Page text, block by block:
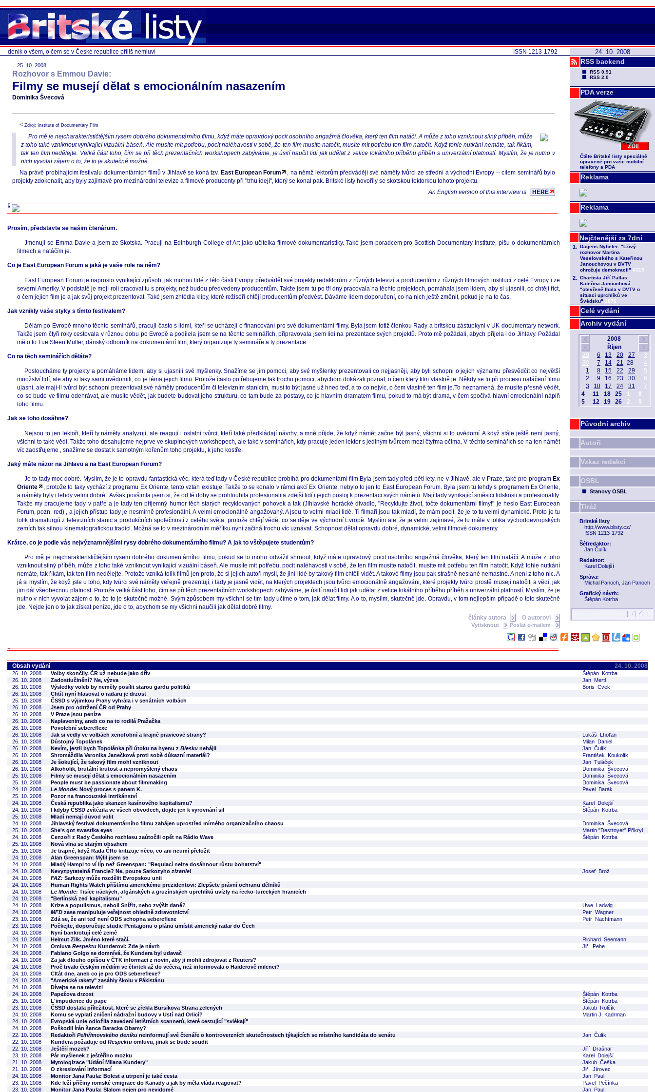
24. 10. 2008
RSS backend
RSS 0.91
RSS 2.0
PDA verze
Čtěte Britské listy speciálně
upravené pro vaše mobilní
telefony a PDA
Reklama
Reklama
Celé vydání
Archiv vydání
Původní archiv
Autoři
Vzkaz redakci
OSBL
Stanovy OSBL
Tiráž
Britské listy
http://www.blisty.cz/
ISSN 1213-1792
Šéfredaktor:
Jan Čulík
Redaktor:
Karel Dolejší
Správa:
Michal Panoch, Jan Panoch
Grafický návrh:
Štěpán Kotrba
ISSN 1213-1792
deník o všem, o čem se v České republice příliš nemluví
25. 10. 2008
Rozhovor s Emmou Davie:
Filmy se musejí dělat s emocionálním nasazením
Dominika Švecová
< Zdroj: Institute of Documentary Film
Pro mě je nejcharakterističtějším rysem dobrého dokumentárního filmu, když máte opravdový pocit osobního angažmá člověka, který ten film natáčí. A může z toho vzniknout silný příběh, může
z toho také vzniknout vynikající vizuální báseň. Ale musíte mít potřebu, pocit naléhavosti v sobě, že ten film musíte natočit, musíte mít potřebu ten film natočit. Když tohle nutkání nemáte, tak říkám,
tak ten film nedělejte. Velká část toho, čím se při těch prezentačních workshopech zabýváme, je úsilí naučit lidi jak udělat z velice lokálního příběhu příběh s univerzální platností. Myslím, že je nutno v
nich vyvolat zájem o to, že to je skutečně možné.
Na právě probíhajícím festivalu dokumentárních filmů v Jihlavě se koná tzv. East European Forum
, na němž lektorům předvádějí své náměty tvůrci ze střední a východní Evropy -- cílem seminářů bylo
projekty zdokonalit, aby byly zajímavé pro mezinárodní televize a filmové producenty při "trhu idejí", který se konal pak. Britské listy hovořily se skotskou lektorkou tohoto projektu.
An English version of this interview is
HERE
Prosím, představte se našim čtenářům.
Jmenuji se Emma Davie a jsem ze Skotska. Pracuji na Edinburgh College of Art jako učitelka filmové dokumentaristiky. Také jsem poradcem pro Scottish Documentary Institute, píšu o dokumentárních
filmech a natáčím je.
Co je East European Forum a jaká je vaše role na něm?
East European Forum je naprosto vynikající způsob, jak mohou lidé z této části Evropy předvádět své projekty redaktorům z různých televizí a producentům z různých filmových institucí z celé Evropy i ze
severní Ameriky. V podstatě je mojí rolí pracovat tu s projekty, než budou předvedeny producentům. Takže jsem tu po tři dny pracovala na těchto projektech, pomáhala jsem lidem, aby si ujasnili, co chtějí říct,
o čem jejich film je a jak svůj projekt prezentovat. Také jsem zhlédla klipy, které režiséři chtějí producentům předvést. Dáváme lidem doporučení, co na nich ještě změnit, pokud je na to čas.
Jak vznikly vaše styky s tímto festivalem?
Dělám po Evropě mnoho těchto seminářů, pracuji často s lidmi, kteří se ucházejí o financování pro své dokumentární filmy. Byla jsem totiž členkou Rady a britskou zástupkyní v UK documentary network.
Takže jsem čtyři roky cestovala v různou dobu po Evropě a podílela jsem se na těchto seminářích, připravovala jsem lidi na prezentace svých projektů. Proto mě požádali, abych přijela i do Jihlavy. Požádal
mě o to Tue Steen Müller, dánský odborník na dokumentární film, který organizuje ty semináře a ty prezentace.
Co na těch seminářích děláte?
Posloucháme ty projekty a pomáháme lidem, aby si ujasnili své myšlenky. Snažíme se jim pomoci, aby své myšlenky prezentovali co nejjasněji, aby byli schopni o jejich významu přesvědčit co největší
množství lidí, ale aby si taky sami uvědomili, co je téma jejich filmu. Protože často potřebujeme tak trochu pomoci, abychom dokázali poznat, o čem který film vlastně je. Někdy se to při procesu natáčení filmu
ujasní, ale mají-li tvůrci být schopni prezentovat své náměty producentům či televizním stanicím, musí to být jasné už hned teď, a to co nejvíc, o čem vlastně ten film je.To neznamená, že musíte přesně vědět,
co se bude ve filmu odehrávat, ale musíte vědět, jak budete budovat jeho strukturu, co tam bude za postavy, co je hlavním dramatem filmu, pokud to má být drama, v čem spočívá hlavní emocionální náplň
toho filmu.
Jak se toho dosáhne?
Nejsou to jen lektoři, kteří ty náměty analyzují, ale reagují i ostatní tvůrci, kteří také předkládají návrhy, a mně přijde, že když námět začne být jasný, všichni si to uvědomí. A když stále ještě není jasný,
všichni to také vědí. Takže toho dosahujeme nejprve ve skupinových workshopech, ale také v seminářích, kdy pracuje jeden lektor s jediným tvůrcem mezi čtyřma očima. V těchto seminářích se na ten námět
víc zaostřujeme , snažíme se dostat k samotným kořenům toho projektu, k jeho kostře.
Jaký máte názor na Jihlavu a na East European Forum?
Je to tady moc dobré. Myslím, že je to opravdu fantastická věc, která teď tady v České republice probíhá pro dokumentární film.Byla jsem tady před pěti lety, ne v Jihlavě, ale v Praze, také pro program Ex
Oriente
, protože to taky vychází z programu Ex Oriente, tento vztah existuje. Takže to se konalo v rámci akcí Ex Oriente, nebylo to jen to East European Forum. Byla jsem tu tehdy s programem Ex Oriente,
a náměty byly i tehdy velmi dobré . Avšak povšimla jsem si, že od té doby se prohloubila profesionalita zdejší lidí i jejich postoj k prezentaci svých námětů. Mají tady vynikající směsici lidskosti a profesionality.
Takže my pracujeme tady v patře a je tady ten příjemný humor těch starých recyklovaných pohovek a tak (Jihlavské horácké divadlo, "Recyklujte život, točte dokumentární filmy!" je heslo East European
Forum, pozn. red) , a jejich přístup tady je nesmírně profesionální. A velmi emocionálně angažovaný. A jsou to velmi mladí lidé. Ti filmaři jsou tak mladí, že mám pocit, že je to tu velmi dynamické. Proto je tu
tolik dramaturgů z televizních stanic a produkčních společností z celého světa, protože chtějí vědět co se děje ve východní Evropě. Myslím ale, že je velmi zajímavé, že tu máte v tolika východoevropských
zemích tak silnou kinematografickou tradici. Možná se to v mezinárodním měřítku nyní začíná trochu víc uznávat. Schopnost dělat opravdu dobré, dynamické, velmi filmové dokumenty.
Krátce, co je podle vás nejvýznamnějšími rysy dobrého dokumentárního filmu? A jak to vštěpujete studentům?
Pro mě je nejcharakterističtějším rysem dobrého dokumentárního filmu, pokud se to mohu odvážit shrnout, když máte opravdový pocit osobního angažmá člověka, který ten film natáčí. A může z toho
vzniknout silný příběh, může z toho také vzniknout vynikající vizuální báseň. Ale musíte mít potřebu, pocit naléhavosti v sobě, že ten film musíte natočit, musíte mít potřebu ten film natočit. Když tohle nutkání
nemáte, tak říkám, tak ten film nedělejte. Protože vzniká tolik filmů jen proto, že si jejich autoři myslí, že jiní lidé by takový film chtěli vidět. A takové filmy jsou pak strašně neslané nemastné. A není z toho nic. A
já si myslím, že když jste u toho, kdy tvůrci své náměty veřejně prezentují, i tady je jasně vidět, na kterých projektech jsou tvůrci emocionálně angažováni, které projekty tvůrci prostě musejí natočit, a vědí, jak
jim dát všeobecnou platnost. Protože velká část toho, čím se při těch prezentačních workshopech zabýváme, je úsilí naučit lidi jak udělat z velice lokálního příběhu příběh s univerzální platností. Myslím, že je
nutno v nich vyvolat zájem o to, že to je skutečně možné. Svým způsobem my všichni se tím tady učíme o tom, jak dělat filmy. A o to, myslím, skutečně jde. Opravdu, v tom nejlepším případě o toto skutečně
jde. Nejde jen o to jak získat peníze, jde o to, abychom se my všichni naučili jak dělat dobré filmy.
články autora
O autorovi
Vytisknout Poslat e-mailem
Obsah vydání 24. 10. 2008
26. 10. 2008 Volby skončily. ČR už nebude jako dřív
Štěpán Kotrba
26. 10. 2008
Zadostiučinění? Ne, výzva
Jan Mertl
26. 10. 2008
Výsledky voleb by neměly posílit starou gardu politiků
Boris Cvek
26. 10. 2008
Chtít nyní hlasovat o radaru je drzost
25. 10. 2008
ČSSD s výjimkou Prahy vyhrála i v senátních volbách
26. 10. 2008
Jsem pro odtržení ČR od Prahy
26. 10. 2008
V Praze jsou peníze
26. 10. 2008
Naplaveniny, aneb co na to rodilá Pražačka
26. 10. 2008
Povolební sebereflexe
26. 10. 2008
Jak si vedly ve volbách xenofobní a krajně pravicové strany?
Lukáš Lhoťan
26. 10. 2008
Důstojný Topolánek
Milan Daniel
26. 10. 2008
Nevím, jestli bych Topolánka při útoku na hyenu z Blesku nehájil
Jan Čulík
26. 10. 2008
Shromáždila Veronika Janečková proti sobě důkazní materiál?
František Koukolík
26. 10. 2008
Je šokující, že takový film mohl vzniknout
Jan Tuláček
26. 10. 2008
Alkoholik, brutální krutost a nepromyšlený chaos
Dominika Švecová
25. 10. 2008
Filmy se musejí dělat s emocionálním nasazením
Dominika Švecová
25. 10. 2008
People must be passionate about filmmaking
Dominika Švecová
24. 10. 2008
Le Monde: Nový proces s panem K.
Pavel Barák
25. 10. 2008
Pozor na francouzské intrikánství
24. 10. 2008
Česká republika jako skanzen kasínového kapitalismu?
Karel Dolejší
24. 10. 2008
I kdyby ČSSD zvítězila ve všech obvodech, dojde jen k vyrovnání sil
Štěpán Kotrba
25. 10. 2008
Mladí nemají důvod volit
24. 10. 2008
Jihlavský festival dokumentárního filmu zahájen uprostřed mírného organizačního chaosu
Dominika Švecová
25. 10. 2008
She's got swastika eyes
Martin "Destroyer" Přikryl
24. 10. 2008
Cenzoři z Rady Českého rozhlasu zaútočili opět na Rádio Wave
Štěpán Kotrba
25. 10. 2008
Nová vlna se starým obsahem
25. 10. 2008
Je trapné, když Rada ČRo kritizuje něco, co ani neumí přeložit
24. 10. 2008
Alan Greenspan: Mýlil jsem se
24. 10. 2008
Mladý Hampl to ví líp než Greenspan: "Regulací nelze dosáhnout růstu bohatství"
24. 10. 2008
Nevyzpytatelná Francie? Ne, pouze Sarkozyho zizanie!
Josef Brož
24. 10. 2008
FAZ: Sarkozy může rozdělit Evropskou unii
24. 10. 2008
Human Rights Watch příštímu americkému prezidentovi: Zlepšete právní ochranu dělníků
24. 10. 2008
Le Monde: Tisíce iráckých, afgánských a gruzínských uprchlíků uvízly na řecko-tureckých hranicích
24. 10. 2008
"Berlínská zeď kapitalismu"
24. 10. 2008
Krize a populismus, neboli Snížit, nebo zvýšit daně?
Uwe Ladwig
24. 10. 2008
MFD zase manipuluje veřejnost ohledně zdravotnictví
Petr Wagner
23. 10. 2008
Zdá se, že ani teď není ODS schopna sebereflexe
Petr Nachtmann
23. 10. 2008
Počkejte, doporučuje studie Pentagonu o plánu umístit americký radar do Čech
24. 10. 2008
Nyní bankrotují celé země
24. 10. 2008
Helmut Zilk. Jméno které stačí.
Richard Seemann
24. 10. 2008
Omluva Respektu Kunderovi: Zde je návrh
Jiří Pehe
24. 10. 2008
Fabiano Golgo se domnívá, že Kundera byl udavač
24. 10. 2008
Za jak dlouho opíšou v ČTK informaci z novin, aby ji mohli zdrojovat z Reuters?
24. 10. 2008
Proč trvalo českým médiím ve čtvrtek až do večera, než informovala o Haiderově milenci?
24. 10. 2008
CItát dne, aneb co je pro ODS sebereflexe?
24. 10. 2008
"Americké rakety" zasáhly školu v Pákistánu
24. 10. 2008
Dívejte se na televizi
24. 10. 2008
Papežova drzost
Štěpán Kotrba
25. 10. 2008
L'impudence du pape
Štěpán Kotrba
23. 10. 2008
ČSSD dostala příležitost, které se zřekla Bursíkova Strana zelených
Jakub Rolčík
24. 10. 2008
Komu se vyplatí zničení nádražní budovy v Ustí nad Orlicí?
Martin J. Kadrman
24. 10. 2008
Evropská unie odložila zavedení letištních scannerů, které cestující "svlékají"
24. 10. 2008
Poškodil Írán šance Baracka Obamy?
22. 10. 2008
Redaktoři Pelhřimovského deníku neinformují své čtenáře o kontroverzních skutečnostech týkajících se místního kandidáta do senátu
Jan Čulík
22. 10. 2008
Kundera požaduje od Respektu omluvu, jinak se bude soudit
22. 10. 2008
Ještěří mozek?
Jiří Drašnar
23. 10. 2008
Pár myšlenek z ještěřího mozku
Karel Dolejší
21. 10. 2008
Mytologizace "Udání Milana Kundery"
Jakub Češka
21. 10. 2008
O zkreslování informací
Jiří Jírovec
24. 10. 2008
Monitor Jana Paula: Bolest a utrpení je také cesta
Jan Paul
23. 10. 2008
Kde leží příčiny romské emigrace do Kanady a jak by měla vláda reagovat?
Pavel Pečínka
23. 10. 2008
Monitor Jana Paula: Slalom nejen pro nevidomé Jan Paul